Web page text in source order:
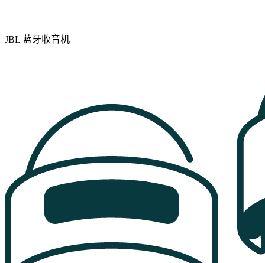
JBL 蓝牙收音机